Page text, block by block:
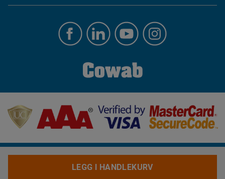
LEGG I HANDLEKURV